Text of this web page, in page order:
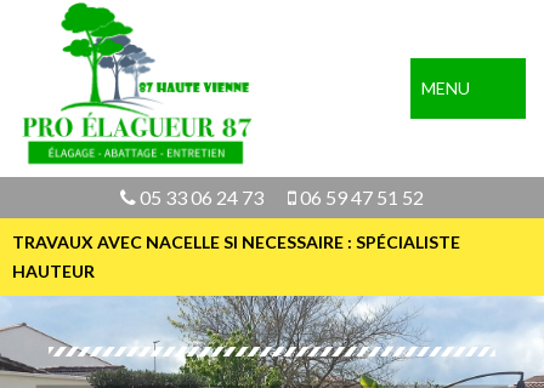
MENU
05 33 06 24 73 06 59 47 51 52
TRAVAUX AVEC NACELLE SI NECESSAIRE : SPÉCIALISTE
HAUTEUR